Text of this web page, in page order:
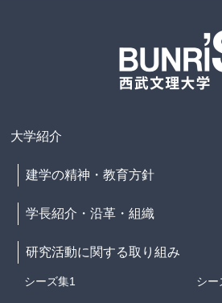
大学紹介
建学の精神・教育方針
学長紹介・沿革・組織
研究活動に関する取り組み
シーズ集1 シー